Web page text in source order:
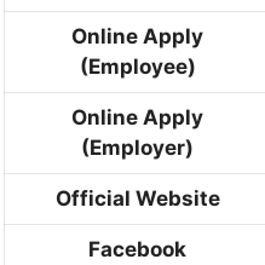
Online Apply
(Employee)
Online Apply
(Employer)
Official Website
Facebook